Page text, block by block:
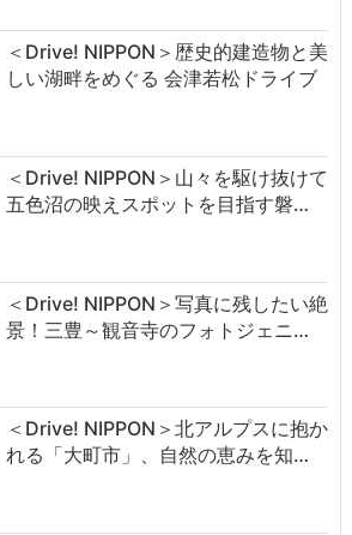
＜Drive! NIPPON＞歴史的建造物と美
しい湖畔をめぐる 会津若松ドライブ
＜Drive! NIPPON＞山々を駆け抜けて
五色沼の映えスポットを目指す磐…
＜Drive! NIPPON＞写真に残したい絶
景！三豊～観音寺のフォトジェニ…
＜Drive! NIPPON＞北アルプスに抱か
れる「大町市」、自然の恵みを知…